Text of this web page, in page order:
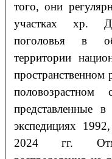
того, они
участках хр.
поголовья в
территории
пространственном
половозрастном
представленные
экспедициях
2024 гг.